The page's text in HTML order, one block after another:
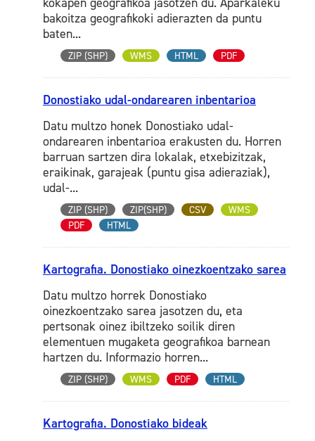
bakoitza geografikoki adierazten da puntu
baten...
ZIP (SHP) WMS HTML PDF
Donostiako udal-ondarearen inbentarioa
Datu multzo honek Donostiako udal-
ondarearen inbentarioa erakusten du. Horren
barruan sartzen dira lokalak, etxebizitzak,
eraikinak, garajeak (puntu gisa adieraziak),
udal-...
ZIP (SHP) ZIP(SHP) CSV
WMS
PDF
HTML
Kartografia. Donostiako oinezkoentzako sarea
Datu multzo horrek Donostiako
oinezkoentzako sarea jasotzen du, eta
pertsonak oinez ibiltzeko soilik diren
elementuen mugaketa geografikoa barnean
hartzen du. Informazio horren...
ZIP (SHP) WMS PDF HTML
Kartografia. Donostiako bideak